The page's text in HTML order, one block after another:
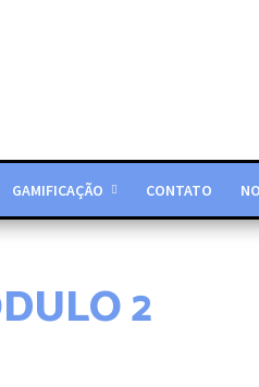
GAMIFICAÇÃO CONTATO
2